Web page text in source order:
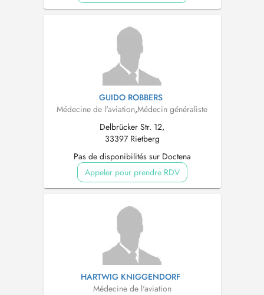
GUIDO ROBBERS
Médecine de l'aviation,Médecin généraliste
Delbrücker Str. 12,
33397 Rietberg
Pas de disponibilités sur Doctena
Appeler pour prendre RDV
HARTWIG KNIGGENDORF
Médecine de l'aviation